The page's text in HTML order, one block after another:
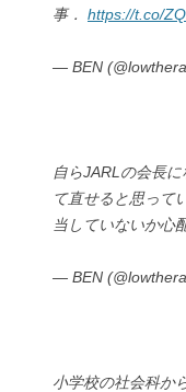
事． https://t.co/
— BEN
自らJARLの会長
て直せると思って
当していないか心
— BEN
小学校の社会科か